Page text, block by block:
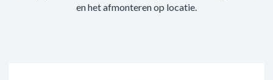
en het afmonteren op locatie.